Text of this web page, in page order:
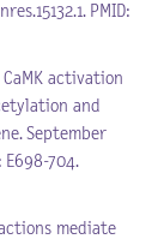
PMID:
CaMK activation
and
September
704.
mediate